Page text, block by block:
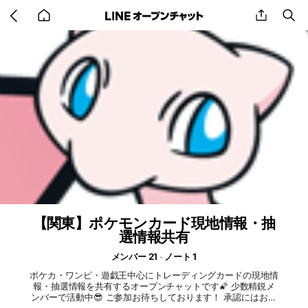
back
home
share
【関東】ポケモンカード現地情報・抽
選情報共有
メンバー 21
ノート 1
ポケカ・ワンピ・遊戯王中心にトレーディングカードの現地情
報・抽選情報を共有するオープンチャットです🌠 少数精鋭メ
ンバーで活動中😎 ご参加お待ちしております！ 承認にはお時